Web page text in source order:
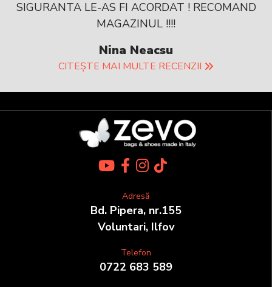
SIGURANTA LE-AS FI ACORDAT ! RECOMAND
MAGAZINUL !!!!
Nina Neacsu
CITEȘTE MAI MULTE RECENZII
Adresă
Bd. Pipera, nr.155
Voluntari, Ilfov
Telefon
0722 683 589